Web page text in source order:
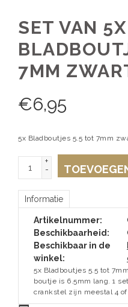
SET VAN 5X
7MM
€6,95
5x Bladboutjes 5.5 tot 7mm
+
-
Informatie
Artikelnummer:
Beschikbaarheid:
Beschikbaar in de
winkel:
5x Bladboutjes 5.5 tot
boutje is 6.5mm lang. 1
crankstel zijn meestal 4